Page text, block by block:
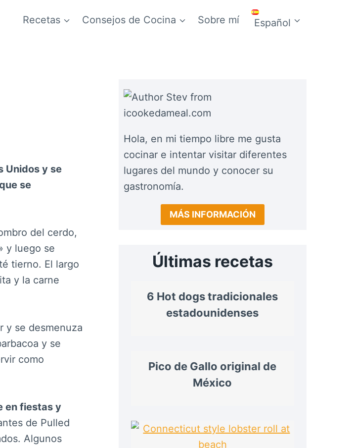
Recetas Consejos de Cocina Sobre mí Español
Unidos y se
se
del cerdo,
y luego se
tierno. El largo
y la carne
y se desmenuza
y se
como
en fiestas y
de Pulled
Algunos
Hola, en mi tiempo libre me gusta
cocinar e intentar visitar diferentes
lugares del mundo y conocer su
gastronomía.
MÁS INFORMACIÓN
Últimas recetas
6 Hot dogs tradicionales
estadounidenses
Pico de Gallo original de
México